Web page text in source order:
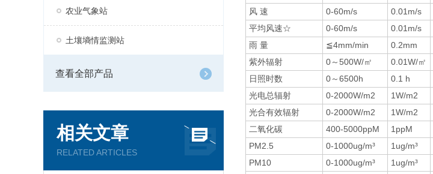
农业气象站
土壤墒情监测站
查看全部产品
相关文章
RELATED ARTICLES
风 速
0-60m/s 0.01m/s
平均风速☆
0-60m/s 0.01m/s
雨 量
≦4mm/min 0.2mm
紫外辐射
0～500W/㎡ 0.01W/㎡
日照时数
0～6500h 0.1 h
光电总辐射
0-2000W/m2 1W/m2
光合有效辐射
0-2000W/m2 1W/m2
二氧化碳
400-5000ppM 1ppM
PM2.5
0-1000ug/m³ 1ug/m³
PM10
0-1000ug/m³ 1ug/m³